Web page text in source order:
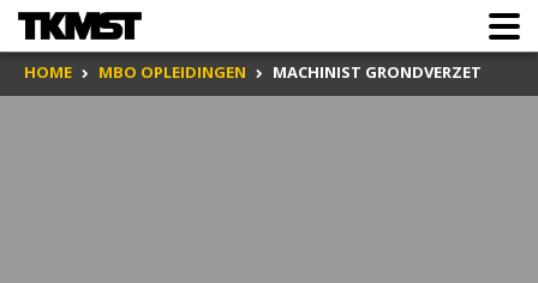
HOME MBO OPLEIDINGEN MACHINIST GRONDVERZET